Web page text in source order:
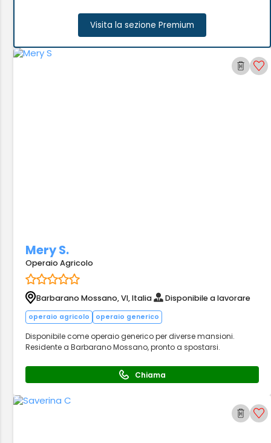
Visita la sezione Premium
Mery S.
Operaio Agricolo
Barbarano Mossano, VI, Italia Disponibile a lavorare
operaio agricolo operaio generico
Disponibile come operaio generico per diverse mansioni.
Residente a Barbarano Mossano, pronto a spostarsi.
Chiama